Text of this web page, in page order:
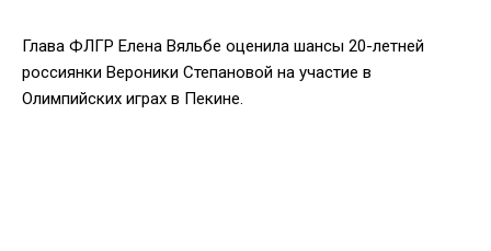
Глава ФЛГР Елена Вяльбе оценила шансы 20-летней
россиянки Вероники Степановой на участие в
Олимпийских играх в Пекине.